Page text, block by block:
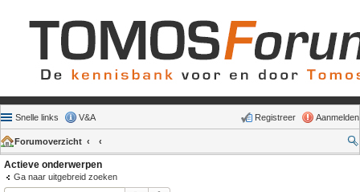
Snelle links V&A Aanmelden
Registreer
Forumoverzicht
Actieve onderwerpen
Ga naar uitgebreid zoeken